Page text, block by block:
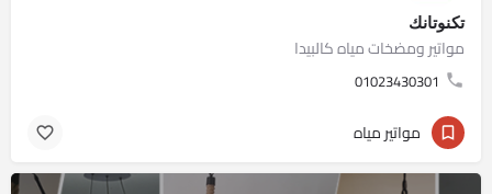
تكنوتانك
مواتير ومضخات مياه كالبيدا
01023430301
مواتير مياه